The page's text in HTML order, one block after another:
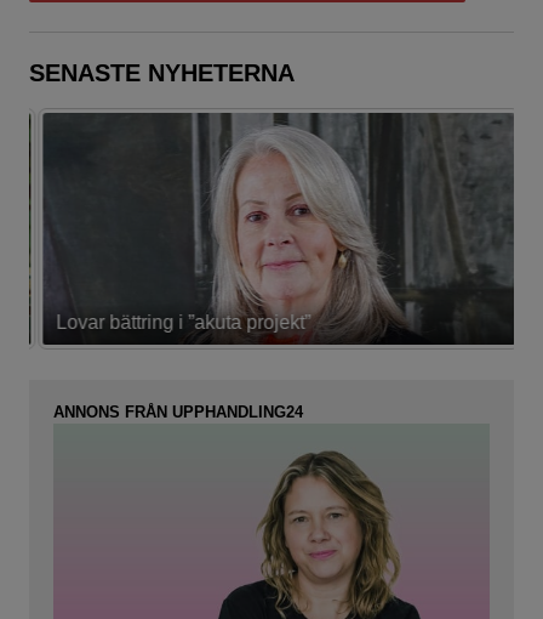
SENASTE NYHETERNA
Lovar bättring i ”akuta projekt”
ANNONS FRÅN UPPHANDLING24